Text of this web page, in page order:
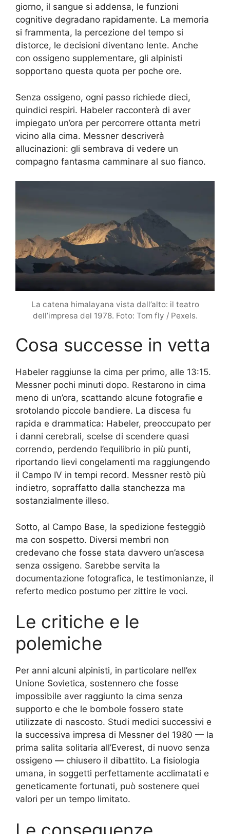
giorno, il sangue si addensa, le funzioni
cognitive degradano rapidamente. La memoria
si frammenta, la percezione del tempo si
distorce, le decisioni diventano lente. Anche
con ossigeno supplementare, gli alpinisti
sopportano questa quota per poche ore.
Senza ossigeno, ogni passo richiede dieci,
quindici respiri. Habeler racconterà di aver
impiegato un’ora per percorrere ottanta metri
vicino alla cima. Messner descriverà
allucinazioni: gli sembrava di vedere un
compagno fantasma camminare al suo fianco.
La catena himalayana vista dall’alto: il teatro
dell’impresa del 1978. Foto: Tom fly / Pexels.
Cosa successe in vetta
Habeler raggiunse la cima per primo, alle 13:15.
Messner pochi minuti dopo. Restarono in cima
meno di un’ora, scattando alcune fotografie e
srotolando piccole bandiere. La discesa fu
rapida e drammatica: Habeler, preoccupato per
i danni cerebrali, scelse di scendere quasi
correndo, perdendo l’equilibrio in più punti,
riportando lievi congelamenti ma raggiungendo
il Campo IV in tempi record. Messner restò più
indietro, sopraffatto dalla stanchezza ma
sostanzialmente illeso.
Sotto, al Campo Base, la spedizione festeggiò
ma con sospetto. Diversi membri non
credevano che fosse stata davvero un’ascesa
senza ossigeno. Sarebbe servita la
documentazione fotografica, le testimonianze, il
referto medico postumo per zittire le voci.
Le critiche e le
polemiche
Per anni alcuni alpinisti, in particolare nell’ex
Unione Sovietica, sostennero che fosse
impossibile aver raggiunto la cima senza
supporto e che le bombole fossero state
utilizzate di nascosto. Studi medici successivi e
la successiva impresa di Messner del 1980 — la
prima salita solitaria all’Everest, di nuovo senza
ossigeno — chiusero il dibattito. La fisiologia
umana, in soggetti perfettamente acclimatati e
geneticamente fortunati, può sostenere quei
valori per un tempo limitato.